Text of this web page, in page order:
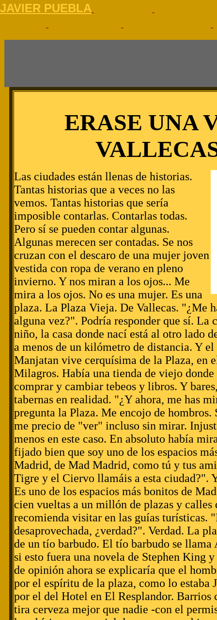
JAVIER PUEBLA
ERASE UNA
Las ciudades están llenas de historias.
Tantas historias que a veces no las
vemos. Tantas historias que sería
imposible contarlas. Contarlas todas.
Pero sí se pueden contar algunas.
Algunas merecen ser contadas. Se nos
cruzan con el descaro de una mujer joven
vestida con ropa de verano en pleno
invierno. Y nos miran a los ojos... Me
mira a los ojos. No es una mujer. Es una
plaza. La Plaza Vieja. De Vallecas. "¿Me
alguna vez?". Podría responder que sí. La
niño, la casa donde nací está al otro lado
a menos de un kilómetro de distancia. Y el
Manjatan vive cerquísima de la Plaza, en
Milagros. Había una tienda de viejo donde
comprar y cambiar tebeos y libros. Y
tabernas en realidad. "¿Y ahora, me has
pregunta la Plaza. Me encojo de hombros.
me precio de "ver" incluso sin mirar.
menos en este caso. En absoluto había
fijado bien que soy uno de los espacios
Madrid, de Mad Madrid, como tú y tus
Tigre y el Ciervo llamáis a esta ciudad?".
Es uno de los espacios más bonitos de
cien vueltas a un millón de plazas y calles
recomienda visitar en las guías turísticas.
desaprovechada, ¿verdad?". Verdad. La
de un tío barbudo. El tío barbudo se
si esto fuera una novela de Stephen King
de opinión ahora se explicaría que el
por el espíritu de la plaza, como lo estaba
por el del Hotel en El Resplandor. Barrios
tira cerveza mejor que nadie -con el